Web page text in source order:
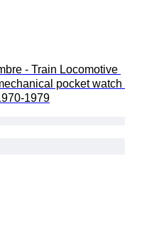
- Train Locomotive
pocket watch
1979